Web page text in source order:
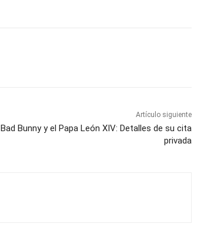
Artículo siguiente
Bad Bunny y el Papa León XIV: Detalles de su cita
privada